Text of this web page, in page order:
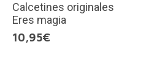
Calcetines originales
Eres magia
10,95€